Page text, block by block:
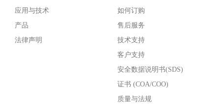
应用与技术
产品
法律声明
如何订购
售后服务
技术支持
客户支持
安全数据说明书(SDS)
证书 (COA/COO)
质量与法规